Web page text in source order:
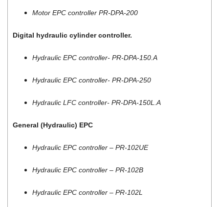
Motor EPC controller PR-DPA-200
Digital hydraulic cylinder controller.
Hydraulic EPC controller- PR-DPA-150.A
Hydraulic EPC controller- PR-DPA-250
Hydraulic LFC controller- PR-DPA-150L.A
General (Hydraulic) EPC
Hydraulic EPC controller – PR-102UE
Hydraulic EPC controller – PR-102B
Hydraulic EPC controller – PR-102L